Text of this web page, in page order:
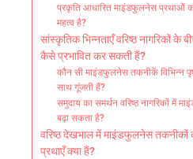
प्रकृति आधारित माइंडफुलनेस प्रथाओं का
महत्व है?
सांस्कृतिक भिन्नताएँ वरिष्ठ नागरिकों
कैसे प्रभावित कर सकती हैं?
कौन सी माइंडफुलनेस तकनीकें विभिन्न
साथ गूंजती हैं?
समुदाय का समर्थन वरिष्ठ नागरिकों में
बढ़ा सकता है?
वरिष्ठ देखभाल में माइंडफुलनेस तकनीकों
प्रथाएँ क्या हैं?